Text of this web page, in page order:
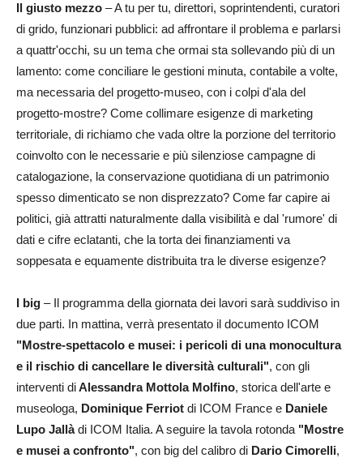
Il giusto mezzo – A tu per tu, direttori, soprintendenti, curatori
di grido, funzionari pubblici: ad affrontare il problema e parlarsi
a quattr'occhi, su un tema che ormai sta sollevando più di un
lamento: come conciliare le gestioni minuta, contabile a volte,
ma necessaria del progetto-museo, con i colpi d'ala del
progetto-mostre? Come collimare esigenze di marketing
territoriale, di richiamo che vada oltre la porzione del territorio
coinvolto con le necessarie e più silenziose campagne di
catalogazione, la conservazione quotidiana di un patrimonio
spesso dimenticato se non disprezzato? Come far capire ai
politici, già attratti naturalmente dalla visibilità e dal 'rumore' di
dati e cifre eclatanti, che la torta dei finanziamenti va
soppesata e equamente distribuita tra le diverse esigenze?
I big – Il programma della giornata dei lavori sarà suddiviso in
due parti. In mattina, verrà presentato il documento ICOM
"Mostre-spettacolo e musei: i pericoli di una monocultura
e il rischio di cancellare le diversità culturali", con gli
interventi diAlessandra Mottola Molfino, storica dell'arte e
museologa, Dominique Ferriot di ICOM France e Daniele
Lupo Jallàdi ICOM Italia. A seguire la tavola rotonda "Mostre
e musei a confronto", con big del calibro di Dario Cimorelli,